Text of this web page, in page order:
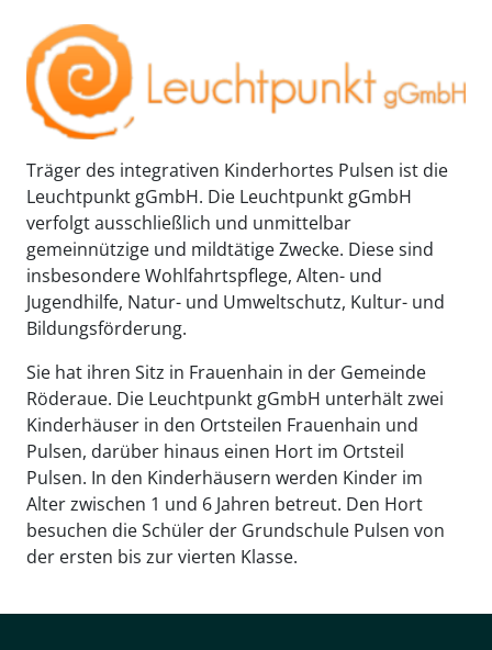
Träger des integrativen Kinderhortes Pulsen ist die
Leuchtpunkt gGmbH. Die Leuchtpunkt gGmbH
verfolgt ausschließlich und unmittelbar
gemeinnützige und mildtätige Zwecke. Diese sind
insbesondere Wohlfahrtspflege, Alten- und
Jugendhilfe, Natur- und Umweltschutz, Kultur- und
Bildungsförderung.
Sie hat ihren Sitz in Frauenhain in der Gemeinde
Röderaue. Die Leuchtpunkt gGmbH unterhält zwei
Kinderhäuser in den Ortsteilen Frauenhain und
Pulsen, darüber hinaus einen Hort im Ortsteil
Pulsen. In den Kinderhäusern werden Kinder im
Alter zwischen 1 und 6 Jahren betreut. Den Hort
besuchen die Schüler der Grundschule Pulsen von
der ersten bis zur vierten Klasse.